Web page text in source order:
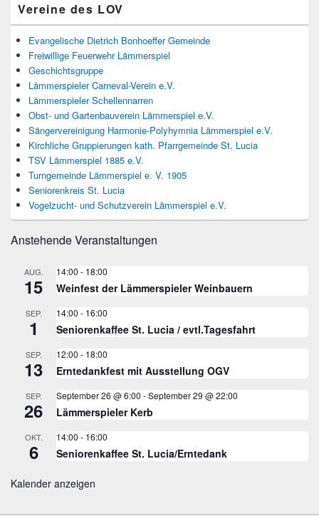
Seitenleisten
Widget-
Bereich
Vereine des LOV
Evangelische Dietrich Bonhoeffer Gemeinde
Freiwillige Feuerwehr Lämmerspiel
Geschichtsgruppe
Lämmerspieler Carneval-Verein e.V.
Lämmerspieler Schellennarren
Obst- und Gartenbauverein Lämmerspiel e.V.
Sängervereinigung Harmonie-Polyhymnia Lämmerspiel e.V.
Kirchliche Gruppierungen kath. Pfarrgemeinde St. Lucia
TSV Lämmerspiel 1885 e.V.
Turngemeinde Lämmerspiel e. V. 1905
Seniorenkreis St. Lucia
Vogelzucht- und Schutzverein Lämmerspiel e.V.
Anstehende Veranstaltungen
AUG.
15
14:00 - 18:00
Weinfest der Lämmerspieler Weinbauern
SEP.
1
14:00 - 16:00
Seniorenkaffee St. Lucia / evtl.Tagesfahrt
SEP.
13
12:00 - 18:00
Erntedankfest mit Ausstellung OGV
SEP.
26
September 26 @ 6:00 -September 29 @ 22:00
Lämmerspieler Kerb
OKT.
6
14:00 - 16:00
Seniorenkaffee St. Lucia/Erntedank
Kalender anzeigen